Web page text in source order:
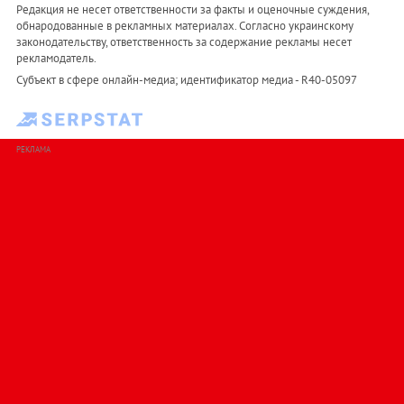
Редакция не несет ответственности за факты и оценочные суждения,
обнародованные в рекламных материалах. Согласно украинскому
законодательству, ответственность за содержание рекламы несет
рекламодатель.
Субъект в сфере онлайн-медиа; идентификатор медиа - R40-05097
РЕКЛАМА